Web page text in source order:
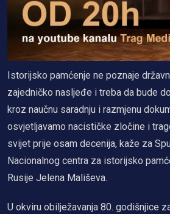
Istorijsko pamćenje ne poznaje
zajedničko nasljeđe i treba da bude
kroz naučnu saradnju i razmjenu
osvjetljavamo nacističke zločine i
svijet prije osam decenija, kaže za
Nacionalnog centra za istorijsko
Rusije Jelena Mališeva.
U okviru obilježavanja 80. godišnjice